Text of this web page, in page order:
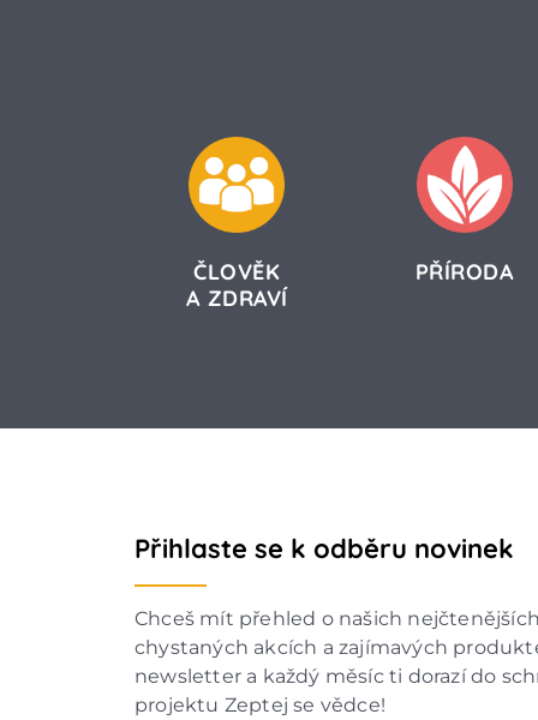
ČLOVĚK
A ZDRAVÍ
PŘÍRODA
Přihlaste se k odběru novinek
Chceš mít přehled o našich
chystaných akcích a zajímavých
newsletter a každý měsíc ti dorazí do
projektu Zeptej se vědce!